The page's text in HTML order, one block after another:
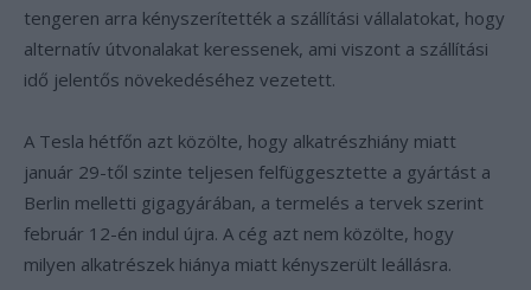
tengeren arra kényszerítették a szállítási vállalatokat, hogy
alternatív útvonalakat keressenek, ami viszont a szállítási
idő jelentős növekedéséhez vezetett.
A Tesla hétfőn azt közölte, hogy alkatrészhiány miatt
január 29-től szinte teljesen felfüggesztette a gyártást a
Berlin melletti gigagyárában, a termelés a tervek szerint
február 12-én indul újra. A cég azt nem közölte, hogy
milyen alkatrészek hiánya miatt kényszerült leállásra.